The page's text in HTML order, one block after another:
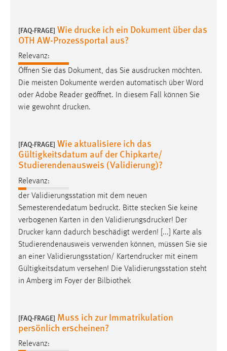
[FAQ-FRAGE] Wie drucke ich ein Dokument über das
OTH AW-Prozessportal aus?
Relevanz:
Öffnen Sie das Dokument, das Sie ausdrucken möchten.
Die meisten Dokumente werden automatisch über Word
oder Adobe Reader geöffnet. In diesem Fall können Sie
wie gewohnt drucken.
[FAQ-FRAGE] Wie aktualisiere ich das
Gültigkeitsdatum auf der Chipkarte/
Studierendenausweis (Validierung)?
Relevanz:
der Validierungsstation mit dem neuen
Semesterendedatum bedruckt. Bitte stecken Sie keine
verbogenen Karten in den Validierungsdrucker! Der
Drucker kann dadurch beschädigt werden! [...] Karte als
Studierendenausweis verwenden können, müssen Sie sie
an einer Validierungsstation/ Kartendrucker mit einem
Gültigkeitsdatum versehen! Die Validierungsstation steht
in Amberg im Foyer der Bilbiothek
[FAQ-FRAGE] Muss ich zur Immatrikulation
persönlich erscheinen?
Relevanz:
Sprachpräferenz
Name:
site-language-preference
Zweck:
Das Cookie speichert die gewählte Sprache der Website.
Chat
Name:
MibewSessionID, MIBEW_UserID, mibew_locale, mibew-
chat-frame-style-5e9dbeb1811c0446
Zweck:
Wird benötigt um die Chatfunktion nutzen zu können.
Cookie Laufzeit:
MibewSessionID, mibew-chat-frame-style-
5e9dbeb1811c0446 = Sitzungslaufzeit, mibew_locale = 3
Jahre, MIBEW_UserID = 1 Jahr
Name:
fe_user, be_user, be_lastLoginProvider